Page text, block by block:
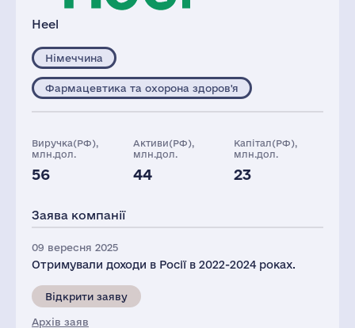
Heel
Німеччина
Фармацевтика та охорона здоров'я
Виручка(РФ),
млн.дол.
56
Активи(РФ),
млн.дол.
44
Капітал(РФ),
млн.дол.
23
22
Заява компанії
09 вересня 2025
Отримували доходи в Росії в 2022-2024 роках.
Відкрити заяву
Архів заяв